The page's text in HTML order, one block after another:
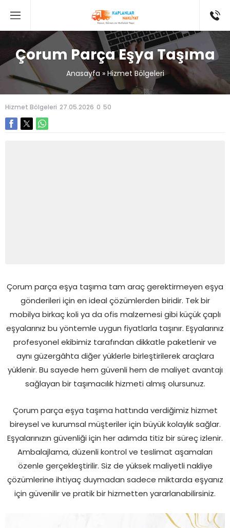
Çorum Parça Eşya Taşıma
Anasayfa » Hizmet Bölgeleri
Hizmet Bölgeleri 27.05.2026 0 50
Çorum parça eşya taşıma tam araç gerektirmeyen eşya
gönderileri için en ideal çözümlerden biridir. Tek bir
mobilya birkaç koli ya da ofis malzemesi gibi küçük çaplı
eşyalarınız bu yöntemle uygun fiyatlarla taşınır. Eşyalarınız
profesyonel ekibimiz tarafından dikkatle paketlenir ve
aynı güzergâhta diğer yüklerle birleştirilerek araçlara
yüklenir. Bu sayede hem güvenli hem de maliyet avantajı
sağlayan bir taşımacılık hizmeti almış olursunuz.
Çorum parça eşya taşıma hattında verdiğimiz hizmet
bireysel ve kurumsal müşteriler için büyük kolaylık sağlar.
Eşyalarınızın güvenliği için her adımda titiz bir süreç izlenir.
Ambalajlama, düzenli kontrol ve teslimat aşamaları
özenle gerçekleştirilir. Siz de yüksek maliyetli nakliye
çözümlerine ihtiyaç duymadan sadece miktarda eşyanız
için güvenilir ve pratik bir hizmetten yararlanabilirsiniz.